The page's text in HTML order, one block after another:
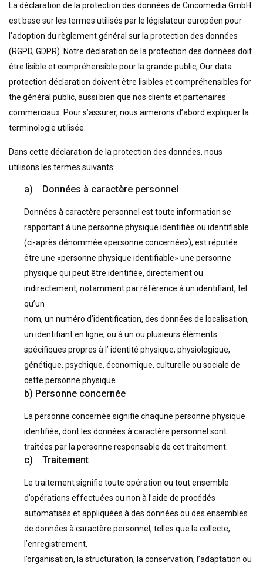
La déclaration de la protection des données de Cincomedia GmbH
est base sur les termes utilisés par le législateur européen pour
l’adoption du règlement général sur la protection des données
(RGPD, GDPR). Notre déclaration de la protection des données doit
être lisible et compréhensible pour la grande public, Our data
protection déclaration doivent être lisibles et compréhensibles for
the général public, aussi bien que nos clients et partenaires
commerciaux. Pour s’assurer, nous aimerons d’abord expliquer la
terminologie utilisée.
Dans cette déclaration de la protection des données, nous
utilisons les termes suivants:
a) Données à caractère personnel
Données à caractère personnel est toute information se
rapportant à une personne physique identifiée ou identifiable
(ci-après dénommée «personne concernée»); est réputée
être une «personne physique identifiable» une personne
physique qui peut être identifiée, directement ou
indirectement, notamment par référence à un identifiant, tel
qu’un
nom, un numéro d’identification, des données de localisation,
un identifiant en ligne, ou à un ou plusieurs éléments
spécifiques propres à l’ identité physique, physiologique,
génétique, psychique, économique, culturelle ou sociale de
cette personne physique.
b) Personne concernée
La personne concernée signifie chaqune personne physique
identifiée, dont les données à caractère personnel sont
traitées par la personne responsable de cet traitement.
c) Traitement
Le traitement signifie toute opération ou tout ensemble
d’opérations effectuées ou non à l’aide de procédés
automatisés et appliquées à des données ou des ensembles
de données à caractère personnel, telles que la collecte,
l’enregistrement,
l’organisation, la structuration, la conservation, l’adaptation ou